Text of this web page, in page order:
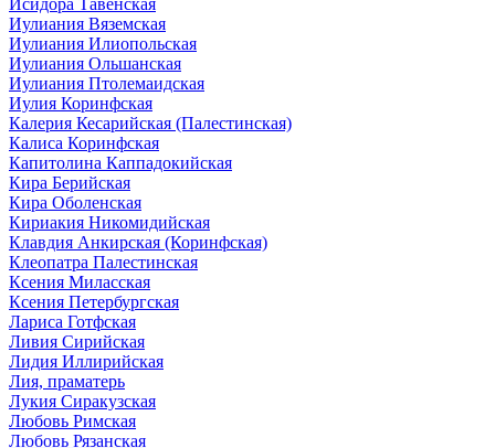
Иулиания Вяземская
Иулиания Илиопольская
Иулиания Ольшанская
Иулиания Птолемаидская
Иулия Коринфская
Калерия Кесарийская (Палестинская)
Калиса Коринфская
Капитолина Каппадокийская
Кира Берийская
Кира Оболенская
Кириакия Никомидийская
Клавдия Анкирская (Коринфская)
Клеопатра Палестинская
Ксения Миласская
Ксения Петербургская
Лариса Готфская
Ливия Сирийская
Лидия Иллирийская
Лия, праматерь
Лукия Сиракузская
Любовь Римская
Любовь Рязанская